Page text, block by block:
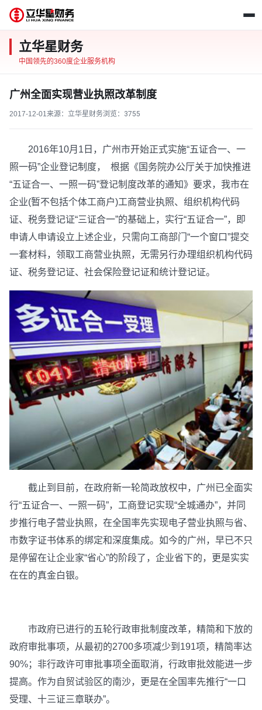
立华星财务
中国领先的360度企业服务机构
广州全面实现营业执照改革制度
2017-12-01来源：立华星财务浏览： 3755
2016年10月1日，广州市开始正式实施“五证合一、一
照一码”企业登记制度， 根据《国务院办公厅关于加快推进
“五证合一、一照一码”登记制度改革的通知》要求，我市在
企业(暂不包括个体工商户)工商营业执照、组织机构代码
证、税务登记证“三证合一”的基础上，实行“五证合一”，即
申请人申请设立上述企业，只需向工商部门“一个窗口”提交
一套材料，领取工商营业执照，无需另行办理组织机构代码
证、税务登记证、社会保险登记证和统计登记证。
截止到目前，在政府新一轮简政放权中，广州已全面实
行“五证合一、一照一码”，工商登记实现“全城通办”，并同
步推行电子营业执照，在全国率先实现电子营业执照与省、
市数字证书体系的绑定和深度集成。如今的广州，早已不只
是停留在让企业家“省心”的阶段了，企业省下的，更是实实
在在的真金白银。
市政府已进行的五轮行政审批制度改革，精简和下放的
政府审批事项，从最初的2700多项减少到191项，精简率达
90%；非行政许可审批事项全面取消，行政审批效能进一步
提高。作为自贸试验区的南沙，更是在全国率先推行“一口
受理、十三证三章联办”。